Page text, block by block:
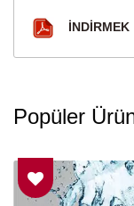
İNDIRMEK
Popüler